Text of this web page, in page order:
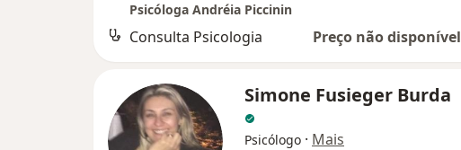
Psicóloga Andréia Piccinin
Consulta Psicologia Preço não disponível
Simone Fusieger Burda
Psicólogo · Mais